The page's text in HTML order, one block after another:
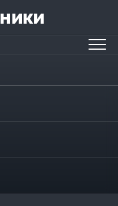
инновации в